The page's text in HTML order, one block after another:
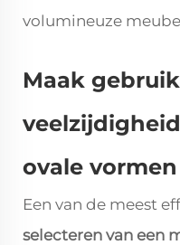
volumineuze
Maak
ovale vormen
Een van de meest
selecteren van een